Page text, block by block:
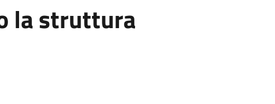
la struttura